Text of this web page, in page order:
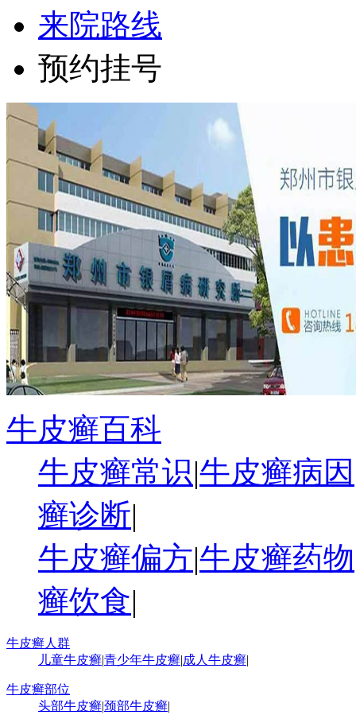
来院路线
预约挂号
牛皮癣百科
牛皮癣常识|牛皮癣病因
癣诊断|
牛皮癣偏方|牛皮癣药物
癣饮食|
牛皮癣人群
儿童牛皮癣|青少年牛皮癣|成人牛皮癣|
牛皮癣部位
头部牛皮癣|颈部牛皮癣|